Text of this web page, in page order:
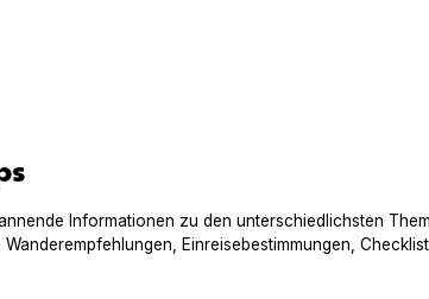
Informationen zu den unterschiedlichsten
Einreisebestimmungen,